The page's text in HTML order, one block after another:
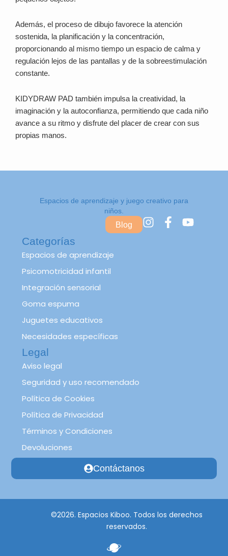
Además, el proceso de dibujo favorece la atención
sostenida, la planificación y la concentración,
proporcionando al mismo tiempo un espacio de calma y
regulación lejos de las pantallas y de la sobreestimulación
constante.
KIDYDRAW PAD también impulsa la creatividad, la
imaginación y la autoconfianza, permitiendo que cada niño
avance a su ritmo y disfrute del placer de crear con sus
propias manos.
Espacios de aprendizaje y juego creativo para
niños.
I
n
F
a
Y
Blog
Categorías
Espacios de aprendizaje
Psicomotricidad infantil
Integración sensorial
Goma espuma
Juguetes educativos
Necesidades específicas
Legal
Aviso legal
Seguridad y uso recomendado
Política de Cookies
Política de Privacidad
Términos y Condiciones
Devoluciones
Contáctanos
©2026. Espacios Kiboo. Todos los derechos
reservados.